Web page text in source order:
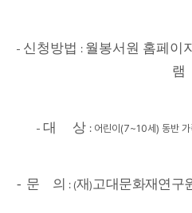
- 신청방법 : 월봉서원 홈페이
램
- 대 상 : 어린이(7~10세) 동반
- 문 의 : (재)고대문화재연구